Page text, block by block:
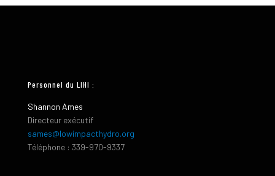
Personnel du LIHI :
Shannon Ames
Directeur exécutif
sames@lowimpacthydro.org
Téléphone : 339-970-9337